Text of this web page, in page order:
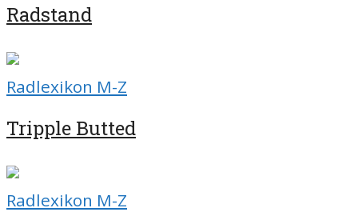
Radstand
Radlexikon M-Z
Tripple Butted
Radlexikon M-Z